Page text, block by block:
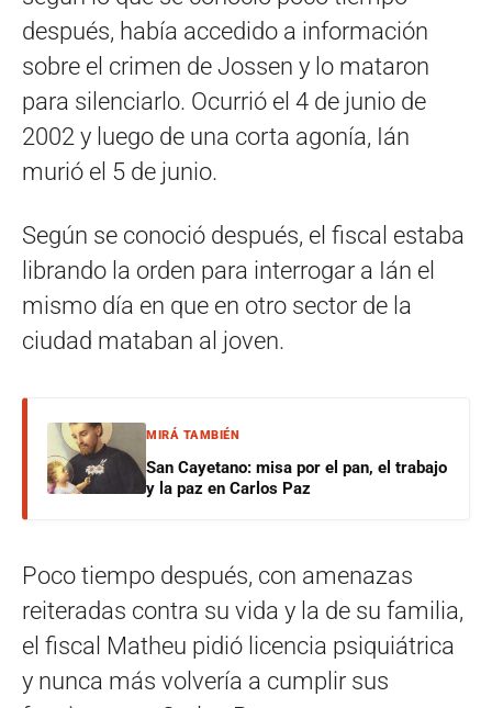
después, había accedido a información
sobre el crimen de Jossen y lo mataron
para silenciarlo. Ocurrió el 4 de junio de
2002 y luego de una corta agonía, Ián
murió el 5 de junio.
Según se conoció después, el fiscal estaba
librando la orden para interrogar a Ián el
mismo día en que en otro sector de la
ciudad mataban al joven.
MIRÁ TAMBIÉN
San Cayetano: misa por el pan, el trabajo
y la paz en Carlos Paz
Poco tiempo después, con amenazas
reiteradas contra su vida y la de su familia,
el fiscal Matheu pidió licencia psiquiátrica
y nunca más volvería a cumplir sus